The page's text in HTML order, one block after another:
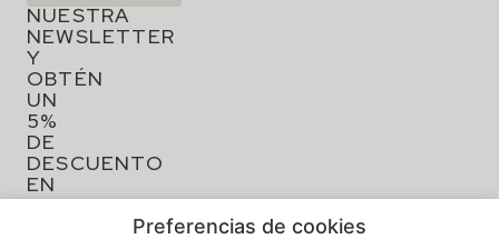
NUESTRA
NEWSLETTER
Y
OBTÉN
UN
5%
DE
DESCUENTO
EN
TU
Preferencias de cookies